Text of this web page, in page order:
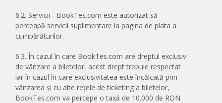
6.2. Servicii - BookTes.com este autorizat să
perceapă servicii suplimentare la pagina de plata a
cumpărăturilor.
6.3. În cazul în care BookTes.com are dreptul exclusiv
de vânzare a biletelor, acest drept trebuie respectat
iar în cazul în care exclusivitatea este încălcată prin
vânzarea și cu alte rețele de ticketing a biletelor,
BookTes.com va percepe o taxă de 10.000 de RON